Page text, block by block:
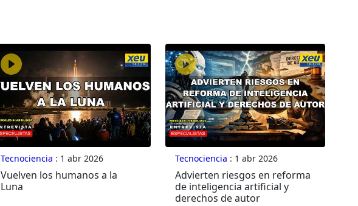
Tecnociencia : 1 abr 2026
Vuelven los humanos a la
Luna
Tecnociencia : 1 abr 2026
Advierten riesgos en reforma
de inteligencia artificial y
derechos de autor